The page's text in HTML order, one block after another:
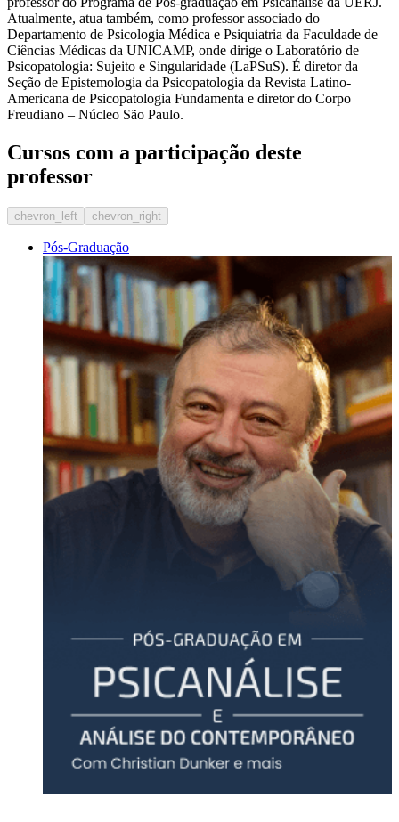
Atualmente, atua também, como professor associado do
Departamento de Psicologia Médica e Psiquiatria da Faculdade de
Ciências Médicas da UNICAMP, onde dirige o Laboratório de
Psicopatologia: Sujeito e Singularidade (LaPSuS). É diretor da
Seção de Epistemologia da Psicopatologia da Revista Latino-
Americana de Psicopatologia Fundamenta e diretor do Corpo
Freudiano – Núcleo São Paulo.
Cursos com a participação deste
professor
chevron_left chevron_right
Pós-Graduação